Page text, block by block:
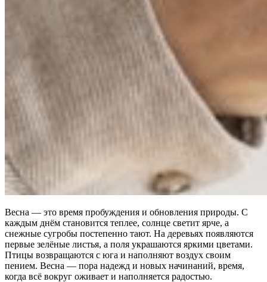
Весна — это время пробуждения и обновления природы. С
каждым днём становится теплее, солнце светит ярче, а
снежные сугробы постепенно тают. На деревьях появляются
первые зелёные листья, а поля украшаются яркими цветами.
Птицы возвращаются с юга и наполняют воздух своим
пением. Весна — пора надежд и новых начинаний, время,
когда всё вокруг оживает и наполняется радостью.